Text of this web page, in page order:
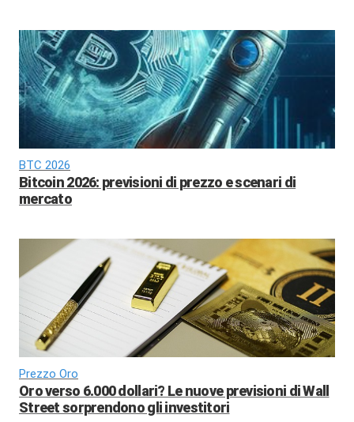
BTC 2026
Bitcoin 2026: previsioni di prezzo e scenari di
mercato
Prezzo Oro
Oro verso 6.000 dollari? Le nuove previsioni di Wall
Street sorprendono gli investitori